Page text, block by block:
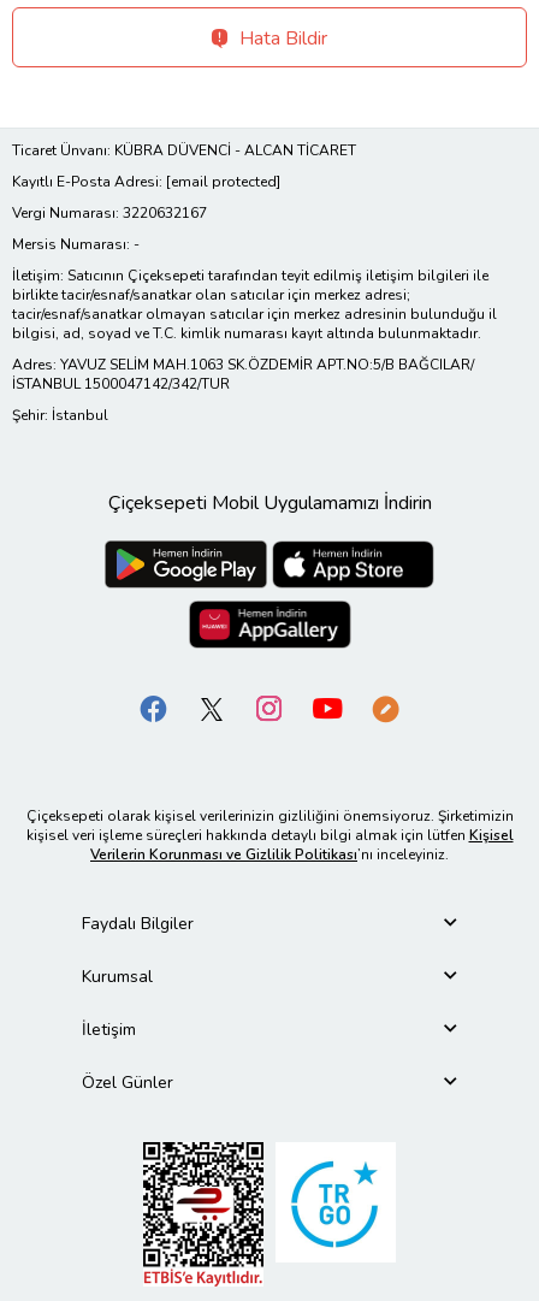
Hata Bildir
Ticaret Ünvanı: KÜBRA DÜVENCİ - ALCAN TİCARET
Kayıtlı E-Posta Adresi: [email protected]
Vergi Numarası: 3220632167
Mersis Numarası: -
İletişim: Satıcının Çiçeksepeti tarafından teyit edilmiş iletişim bilgileri ile
birlikte tacir/esnaf/sanatkar olan satıcılar için merkez adresi;
tacir/esnaf/sanatkar olmayan satıcılar için merkez adresinin bulunduğu il
bilgisi, ad, soyad ve T.C. kimlik numarası kayıt altında bulunmaktadır.
Adres: YAVUZ SELİM MAH.1063 SK.ÖZDEMİR APT.NO:5/B BAĞCILAR/
İSTANBUL 1500047142/342/TUR
Şehir: İstanbul
Çiçeksepeti Mobil Uygulamamızı İndirin
Çiçeksepeti olarak kişisel verilerinizin gizliliğini önemsiyoruz. Şirketimizin
kişisel veri işleme süreçleri hakkında detaylı bilgi almak için lütfen Kişisel
Verilerin Korunması ve Gizlilik Politikası’nı inceleyiniz.
Faydalı Bilgiler
Kurumsal
İletişim
Özel Günler